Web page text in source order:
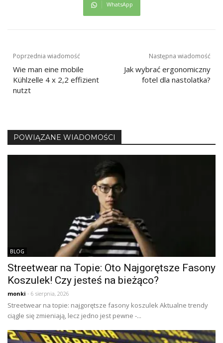
WhatsApp
Nawigacja
wpisu
Poprzednia wiadomość
Wie man eine mobile
Kühlzelle 4 x 2,2 effizient
nutzt
Następna wiadomość
Jak wybrać ergonomiczny
fotel dla nastolatka?
POWIĄZANE WIADOMOŚCI
BLOG
Streetwear na Topie: Oto Najgorętsze Fasony
Koszulek! Czy jesteś na bieżąco?
monki - 6 sierpnia, 2026
Streetwear na topie: najgorętsze fasony koszulek Aktualne trendy
ciągle się zmieniają, lecz jedno jest pewne -...